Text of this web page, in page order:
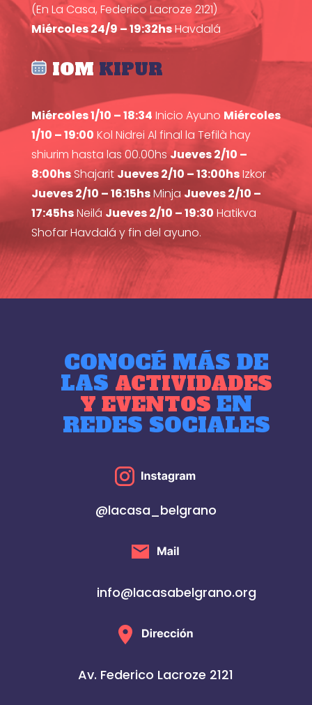
(En La Casa, Federico Lacroze 2121)
Miércoles 24/9 – 19:32hsHavdalá
IOM KIPUR
Miércoles 1/10 – 18:34 Inicio Ayuno Miércoles
1/10 – 19:00 Kol Nidrei Al final la Tefilà hay
shiurim hasta las 00.00hsJueves 2/10 –
8:00hsShajarit Jueves 2/10 – 13:00hsIzkor
Jueves 2/10 – 16:15hsMinja Jueves 2/10 –
17:45hsNeilá Jueves 2/10 – 19:30 Hatikva
Shofar Havdalá y fin del ayuno.
CONOCÉ MÁS DE
LAS ACTIVIDADES
Y EVENTOSEN
REDES SOCIALES
@lacasa_belgrano
info@lacasabelgrano.org
Av. Federico Lacroze 2121